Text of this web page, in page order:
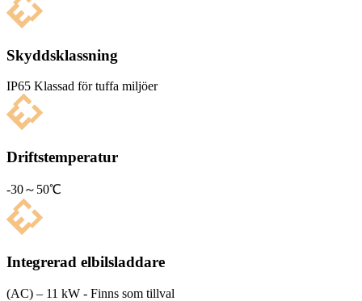
Skyddsklassning
IP65 Klas­sad för tuffa miljöer
Driftstemperatur
-30～50℃
Integrerad elbilsladdare
(AC) – 11 kW - Finns som tillval